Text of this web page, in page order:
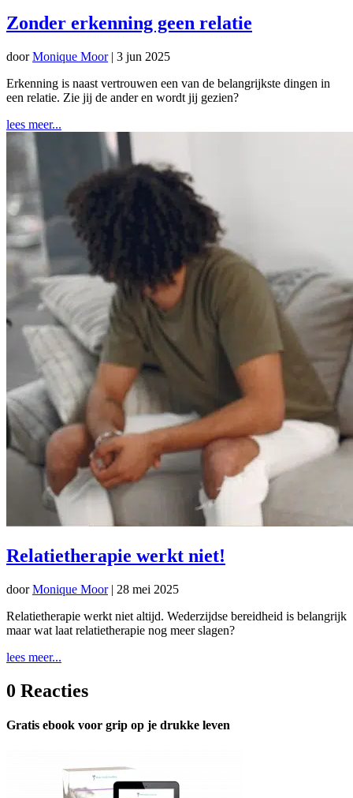
Zonder erkenning geen relatie
doorMonique Moor| 3 jun 2025
Erkenning is naast vertrouwen een van de belangrijkste dingen in
een relatie. Zie jij de ander en wordt jij gezien?
lees meer...
Relatietherapie werkt niet!
doorMonique Moor| 28 mei 2025
Relatietherapie werkt niet altijd. Wederzijdse bereidheid is belangrijk
maar wat laat relatietherapie nog meer slagen?
lees meer...
0 Reacties
Gratis ebook voor grip op je drukke leven